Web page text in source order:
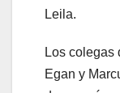
Leila.
Los colegas
Egan y